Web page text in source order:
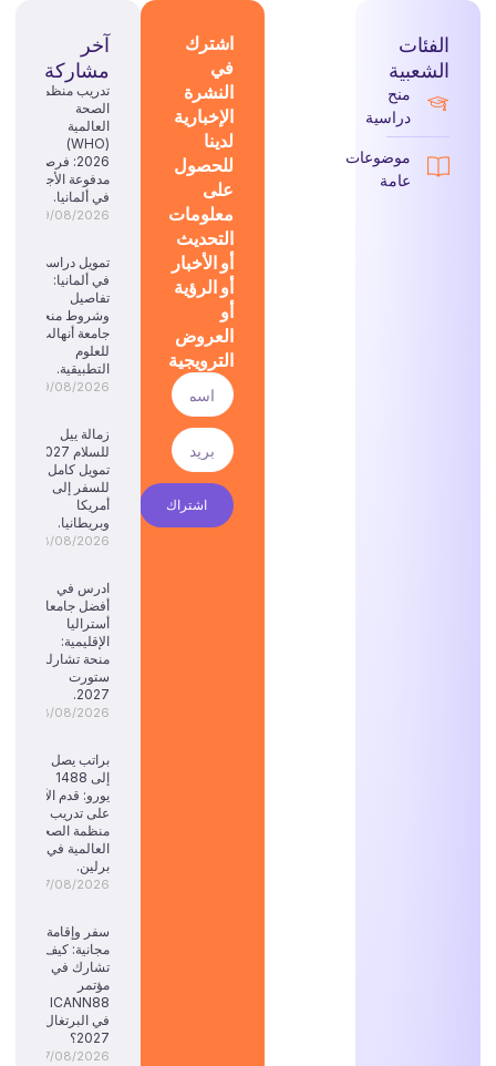
الفئات
الشعبية
منح
دراسية
موضوعات
عامة
اشترك
في
النشرة
الإخبارية
لدينا
للحصول
على
معلومات
التحديث
أو الأخبار
أو الرؤية
أو
العروض
الترويجية
اشتراك
آخر
مشاركة
تدريب منظمة
الصحة
العالمية
(WHO)
2026: فرصة
مدفوعة الأجر
في ألمانيا.
09/08/2026
تمويل دراسي
في ألمانيا:
تفاصيل
وشروط منحة
جامعة أنهالت
للعلوم
التطبيقية.
09/08/2026
زمالة ييل
تمويل كامل
للسفر إلى
أمريكا
وبريطانيا.
08/08/2026
ادرس في
أفضل جامعات
أستراليا
الإقليمية:
منحة تشارلز
ستورت
2027.
08/08/2026
براتب يصل
إلى 1488
يورو: قدم الآن
على تدريب
منظمة الصحة
العالمية في
برلين.
07/08/2026
سفر وإقامة
مجانية: كيف
تشارك في
مؤتمر
ICANN88
في البرتغال
2027؟
07/08/2026